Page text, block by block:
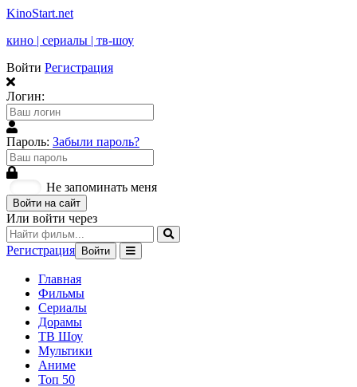
KinoStart.net
кино | сериалы | тв-шоу
Войти Регистрация
Логин:
Пароль: Забыли пароль?
Не запоминать меня
Войти на сайт
Или войти через
Регистрация Войти
Главная
Фильмы
Сериалы
Дорамы
ТВ Шоу
Мультики
Аниме
Топ 50